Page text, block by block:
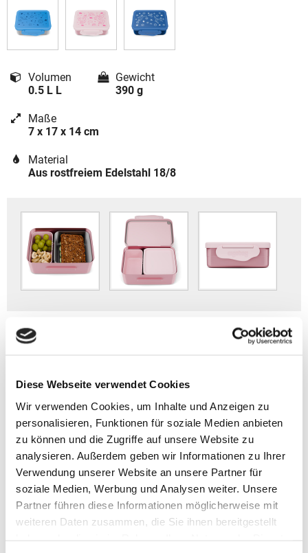
Diese Webseite verwendet Cookies
Wir verwenden Cookies, um Inhalte und Anzeigen zu
personalisieren, Funktionen für soziale Medien anbieten
zu können und die Zugriffe auf unsere Website zu
analysieren. Außerdem geben wir Informationen zu Ihrer
Verwendung unserer Website an unsere Partner für
soziale Medien, Werbung und Analysen weiter. Unsere
Partner führen diese Informationen möglicherweise mit
weiteren Daten zusammen, die Sie ihnen bereitgestellt
Volumen
0.5 L L
Gewicht
390 g
Maße
7 x 17 x 14 cm
Material
Aus rostfreiem Edelstahl 18/8
2026
- Gewicht: 390 g
- Größe: 17 x 7 x 14 cm (BxTxH)
> Material: Edelstahl 18/8 und
Medizinisches Silikon
BPA & PVC frei
• Ideale Größe für Grundschule und Kindergarten